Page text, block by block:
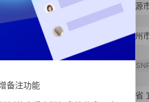
O-MF274589余** 广东省 河源
O-MF451245徐** 江西省 抚州
四川省
备注功能